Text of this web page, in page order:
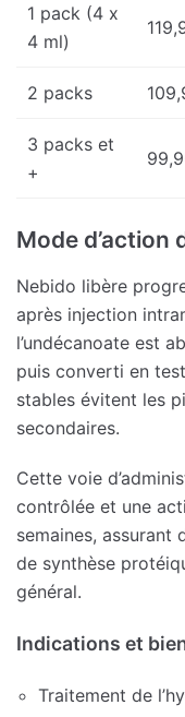
1 pack (4 x
4 ml)
2 packs
3 packs et
+
Mode d’action
Nebido libère
après injection
l’undécanoate est
puis converti en
stables évitent les
secondaires.
Cette voie
contrôlée et une
semaines, assurant
de synthèse
général.
Indications et
Traitement de